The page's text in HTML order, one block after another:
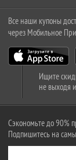
Все наши купоны
через Мобильное
Ищите
не выходя
Сэкономьте до 90%
Подпишитесь на